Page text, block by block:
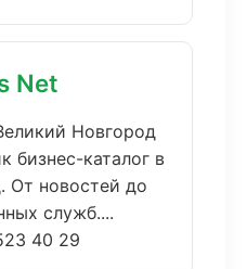
Net
Новгород
бизнес-каталог в
От новостей до
служб....
40 29